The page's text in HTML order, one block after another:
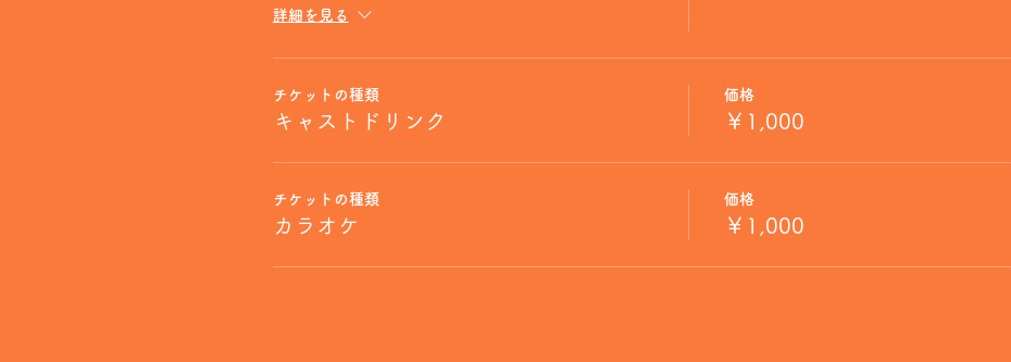
詳細を見る
チケットの種類
キャストドリンク
価格
￥1,000
チケットの種類
カラオケ
価格
￥1,000